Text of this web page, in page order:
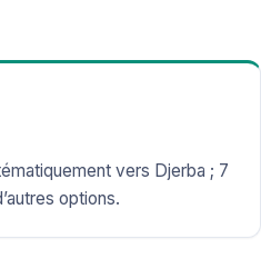
vers Djerba ; 7
options.